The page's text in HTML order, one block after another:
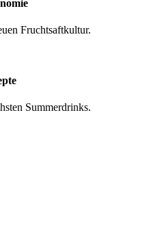
Fruchtsaftkultur.
Summerdrinks.